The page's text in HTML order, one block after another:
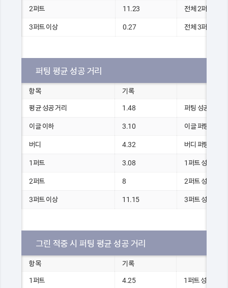
2퍼트 11.23 전체 2퍼팅 수
3퍼트 이상 0.27 전체 3퍼팅 수
퍼팅 평균 성공 거리
항목 기록
평균 성공 거리 1.48 퍼팅 성공 거리
이글 이하 3.10 이글 퍼팅 성공
버디 4.32 버디 퍼팅 성공
1퍼트 3.08 1퍼트 성공 거
2퍼트 8 2퍼트 성공 거
3퍼트 이상 11.15 3퍼트 성공 거
그린 적중 시 퍼팅 평균 성공 거리
항목 기록
1퍼트 4.25 1퍼트 성공 거